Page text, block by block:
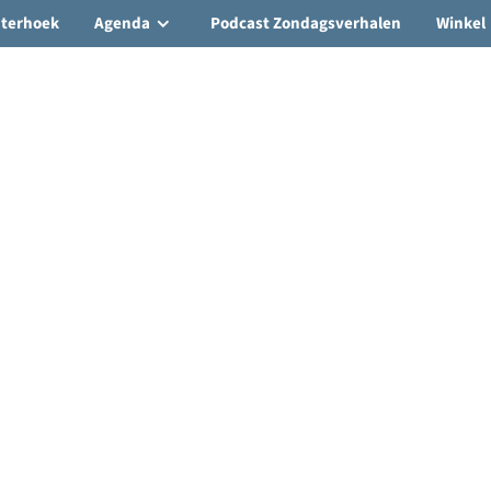
Agenda Podcast Zondagsverhalen Winkel